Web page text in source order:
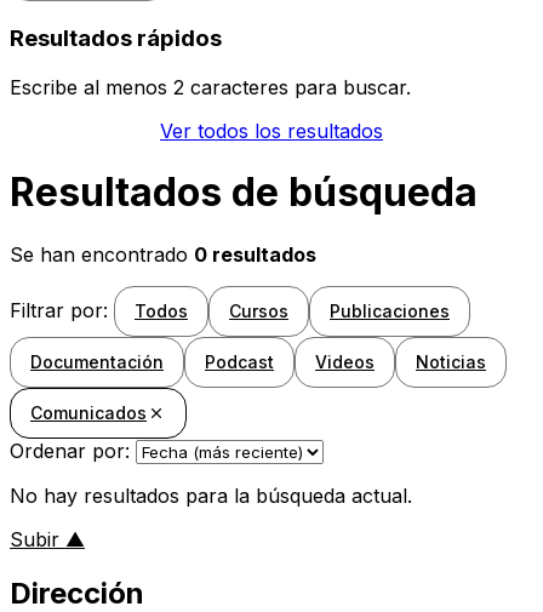
Resultados rápidos
Escribe al menos 2 caracteres para buscar.
Ver todos los resultados
Resultados de búsqueda
Se han encontrado 0 resultados
Filtrar por: Todos Cursos Publicaciones
Documentación Podcast Videos Noticias
Comunicados
Ordenar por:
No hay resultados para la búsqueda actual.
Subir ▲
Dirección